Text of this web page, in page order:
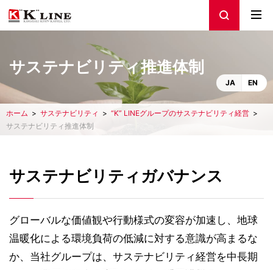
サステナビリティ推進体制
JA EN
ホーム サステナビリティ
“K” LINEグループのサステナビリティ経営
サステナビリティ推進体制
サステナビリティガバナンス
グローバルな価値観や行動様式の変容が加速し、地球
温暖化による環境負荷の低減に対する意識が高まるな
か、当社グループは、サステナビリティ経営を中長期